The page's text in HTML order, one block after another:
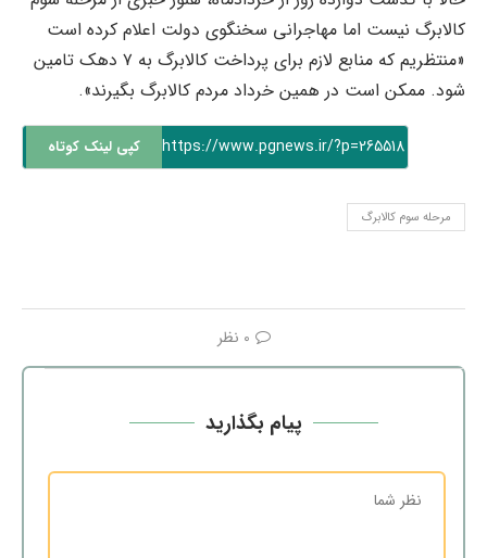
کالابرگ نیست اما مهاجرانی سخنگوی دولت اعلام کرده است
«منتظریم که منابع لازم برای پرداخت کالابرگ به ۷ دهک تامین
شود. ممکن است در همین خرداد مردم کالابرگ بگیرند».
https://www.pgnews.ir/?p=265518 کپی لینک کوتاه
مرحله سوم کالابرگ
0 نظر
پیام بگذارید